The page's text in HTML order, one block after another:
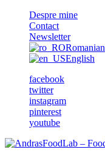
Despre mine
Contact
Newsletter
Romanian
English
facebook
twitter
instagram
pinterest
youtube